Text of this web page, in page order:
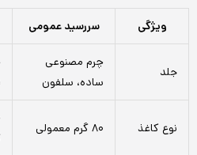
ویژگی سررسید عمومی
جلد
چرم مصنوعی
ساده، سلفون
نوع کاغذ ۸۰ گرم معمولی